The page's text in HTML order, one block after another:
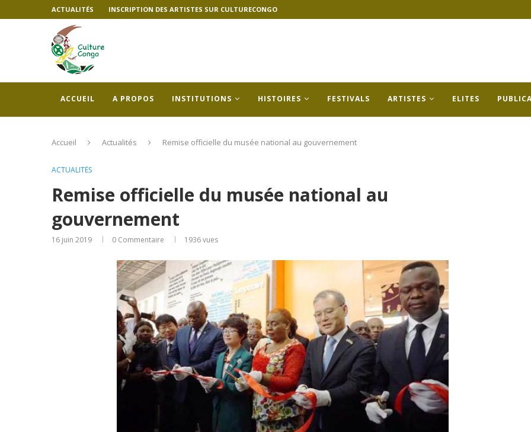
ACTUALITÉS INSCRIPTION DES ARTISTES SUR CULTURECONGO
ACCUEIL A PROPOS INSTITUTIONS HISTOIRES FESTIVALS ARTISTES ELITES
Accueil Actualités Remise officielle du musée national au gouvernement
ACTUALITÉS
Remise officielle du musée national au
gouvernement
16 juin 2019 0 Commentaire 1936vues